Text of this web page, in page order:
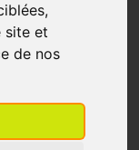
site et
de nos